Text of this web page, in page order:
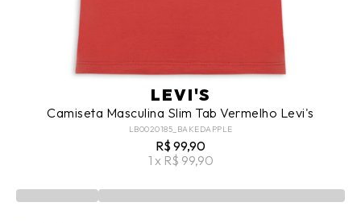
LEVI'S
Camiseta Masculina Slim Tab Vermelho Levi's
LB0020185_BAKEDAPPLE
R$ 99,90
1 x R$ 99,90